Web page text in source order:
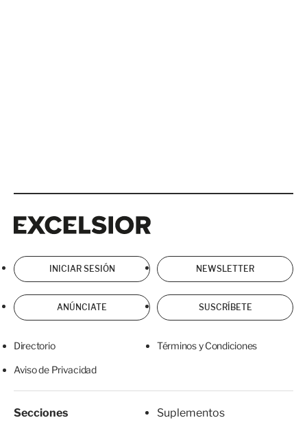
INICIAR SESIÓN NEWSLETTER
ANÚNCIATE SUSCRÍBETE
Directorio Términos y Condiciones
Aviso de Privacidad
Secciones
Suplementos